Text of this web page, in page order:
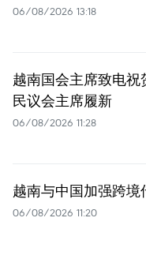
06/08/2026 13:18
越南国会主席致电祝
民议会主席履新
06/08/2026 11:28
越南与中国加强跨
06/08/2026 11:20